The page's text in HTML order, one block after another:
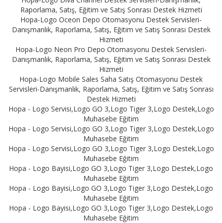
Raporlama, Satış, Eğitim ve Satış Sonrası Destek Hizmeti
Hopa-Logo Oceon Depo Otomasyonu Destek Servisleri-
Danışmanlık, Raporlama, Satış, Eğitim ve Satış Sonrası Destek
Hizmeti
Hopa-Logo Neon Pro Depo Otomasyonu Destek Servisleri-
Danışmanlık, Raporlama, Satış, Eğitim ve Satış Sonrası Destek
Hizmeti
Hopa-Logo Mobile Sales Saha Satış Otomasyonu Destek
Servisleri-Danışmanlık, Raporlama, Satış, Eğitim ve Satış Sonrası
Destek Hizmeti
Hopa - Logo Servisi,Logo GO 3,Logo Tiger 3,Logo Destek,Logo
Muhasebe Eğitim
Hopa - Logo Servisi,Logo GO 3,Logo Tiger 3,Logo Destek,Logo
Muhasebe Eğitim
Hopa - Logo Servisi,Logo GO 3,Logo Tiger 3,Logo Destek,Logo
Muhasebe Eğitim
Hopa - Logo Bayisi,Logo GO 3,Logo Tiger 3,Logo Destek,Logo
Muhasebe Eğitim
Hopa - Logo Bayisi,Logo GO 3,Logo Tiger 3,Logo Destek,Logo
Muhasebe Eğitim
Hopa - Logo Bayisi,Logo GO 3,Logo Tiger 3,Logo Destek,Logo
Muhasebe Eğitim